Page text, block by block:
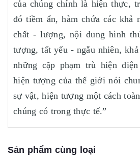
của chúng chính là hiện thực,
đó tiềm ẩn, hàm chứa các khả
chất - lượng, nội dung hình
tượng, tất yếu - ngẫu nhiên,
những cặp phạm trù hiện
hiện tượng của thế giới nói
sự vật, hiện tượng một cách
chúng có trong thực tế.”
Sản phẩm cùng loại